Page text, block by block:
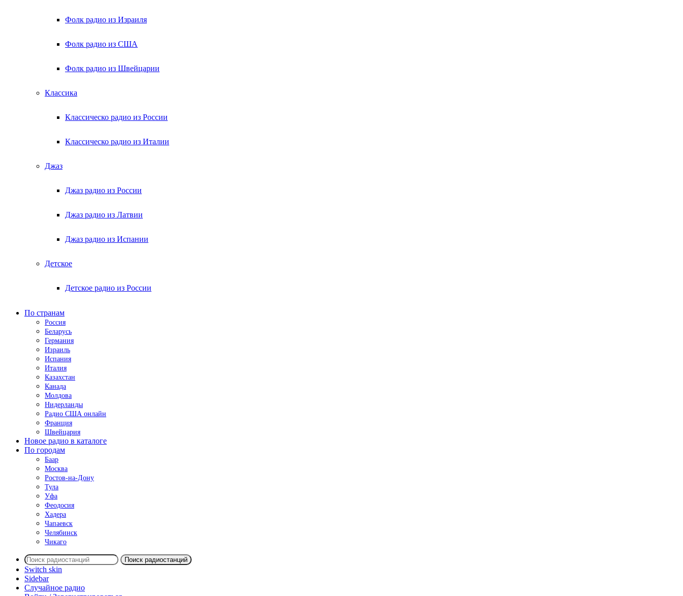
Фолк радио из Израиля
Фолк радио из США
Фолк радио из Швейцарии
Классика
Классическо радио из России
Классическо радио из Италии
Джаз
Джаз радио из России
Джаз радио из Латвии
Джаз радио из Испании
Детское
Детское радио из России
По странам
Россия
Беларусь
Германия
Израиль
Испания
Италия
Казахстан
Канада
Молдова
Нидерланды
Радио США онлайн
Франция
Швейцария
Новое радио в каталоге
По городам
Баар
Москва
Ростов-на-Дону
Тула
Уфа
Феодосия
Хадера
Чапаевск
Челябинск
Чикаго
Поиск радиостанций
Switch skin
Sidebar
Случайное радио